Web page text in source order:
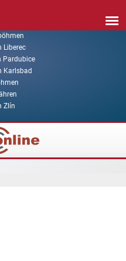
Liberec
Pardubice
Karlsbad
Zlín